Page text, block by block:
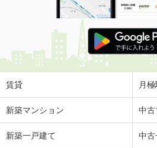
賃貸 月
新築マンション 中古
新築一戸建て 中古